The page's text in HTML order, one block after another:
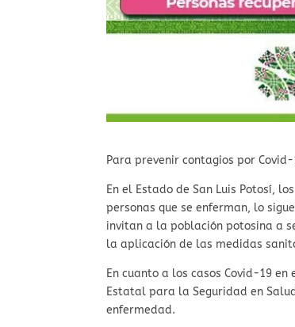
Para prevenir contagios por
En el Estado de San Luis Potosí,
personas que se enferman, lo
invitan a la población potosina a
la aplicación de las medidas
En cuanto a los casos Covid-19
Estatal para la Seguridad en
enfermedad.